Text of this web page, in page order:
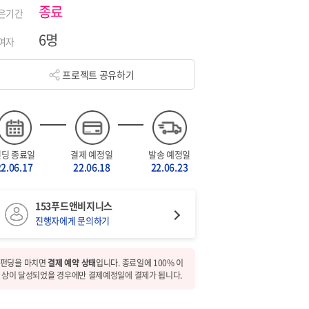
기간 종료
자 6명
프로젝트 공유하기
종료일 결제 예정일
22.06.18
발송 예정일
22.06.23
153푸드앤비지니스
진행자에게 문의하기
펀딩을 마치면결제 예약 상태입니다. 종료일에 100% 이
상이 달성되었을 경우에만 결제예정일에 결제가 됩니다.